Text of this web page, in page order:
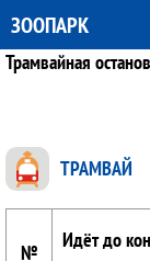
ЗООПАРК
Трамвайная
ТРАМВАЙ
№
Идёт до